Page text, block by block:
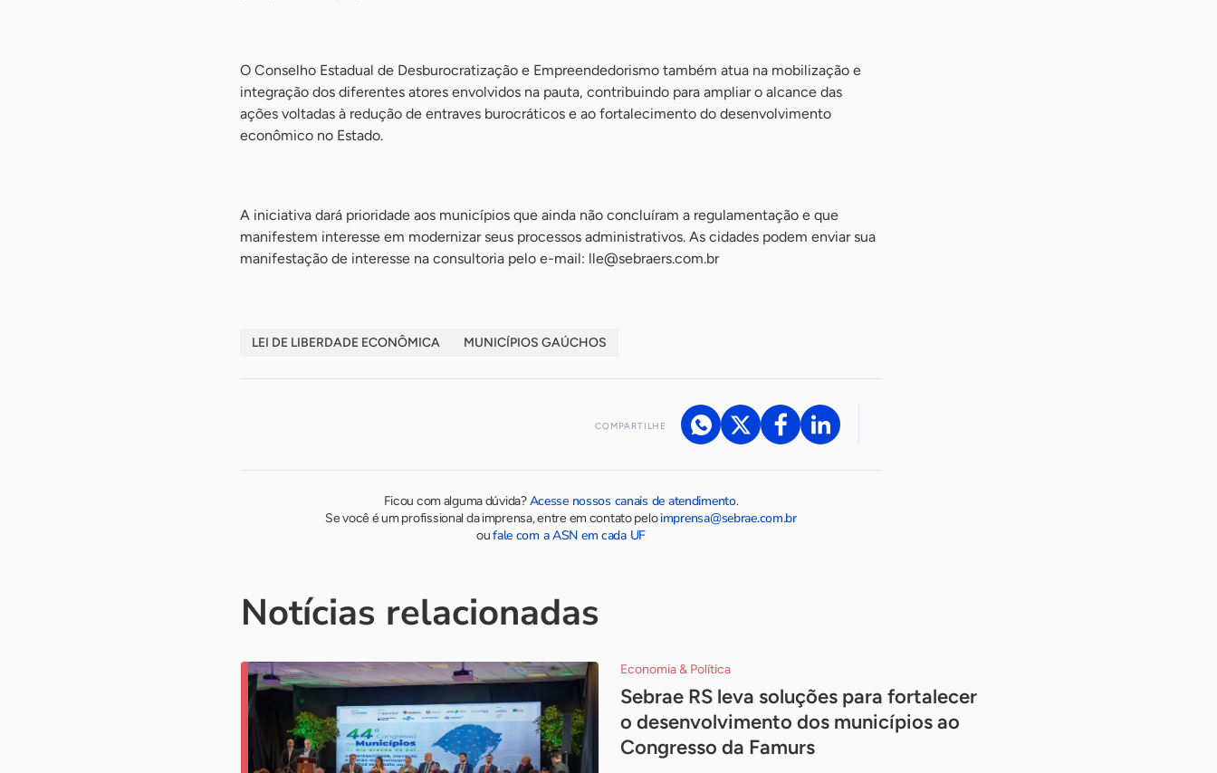
O Conselho Estadual de Desburocratização e Empreendedorismo também atua na mobilização e
integração dos diferentes atores envolvidos na pauta, contribuindo para ampliar o alcance das
ações voltadas à redução de entraves burocráticos e ao fortalecimento do desenvolvimento
econômico no Estado.
A iniciativa dará prioridade aos municípios que ainda não concluíram a regulamentação e que
manifestem interesse em modernizar seus processos administrativos. As cidades podem enviar sua
manifestação de interesse na consultoria pelo e-mail: lle@sebraers.com.br
LEI DE LIBERDADE ECONÔMICA MUNICÍPIOS GAÚCHOS
COMPARTILHE
Ficou com alguma dúvida?Acesse nossos canais de atendimento.
Se você é um profissional da imprensa, entre em contato peloimprensa@sebrae.com.br
oufale com a ASN em cada UF
Notícias relacionadas
Economia & Política
Sebrae RS leva soluções para fortalecer
o desenvolvimento dos municípios ao
Congresso da Famurs